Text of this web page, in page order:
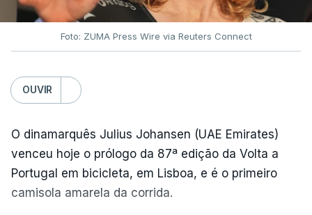
Foto: ZUMA Press Wire via Reuters Connect
OUVIR
O dinamarquês Julius Johansen (UAE Emirates)
venceu hoje o prólogo da 87ª edição da Volta a
Portugal em bicicleta, em Lisboa, e é o primeiro
camisola amarela da corrida.